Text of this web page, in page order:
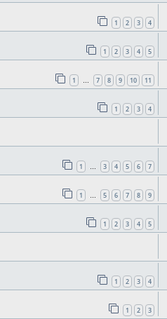
1 2 3 4
1 2 3 4 5
1 … 7 8 9 10 11
1 2 3 4
1 … 3 4 5 6 7
1 … 5 6 7 8 9
1 2 3 4 5
1 2 3 4
1 2 3